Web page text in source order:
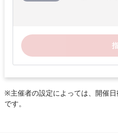
※主催者の設定によっては、開催
です。